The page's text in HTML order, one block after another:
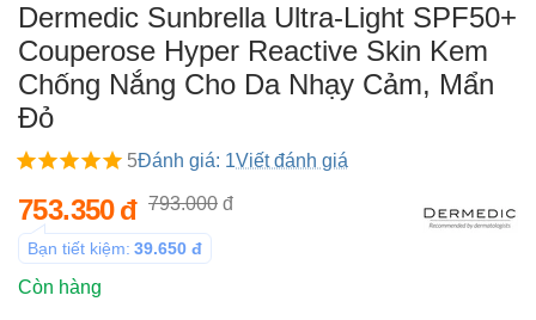
Dermedic Sunbrella Ultra-Light SPF50+
Couperose Hyper Reactive Skin Kem
Chống Nắng Cho Da Nhạy Cảm, Mẩn
Đỏ
5Đánh giá: 1Viết đánh giá
753.350đ 793.000 đ
Bạn tiết kiệm: 39.650 đ
Còn hàng